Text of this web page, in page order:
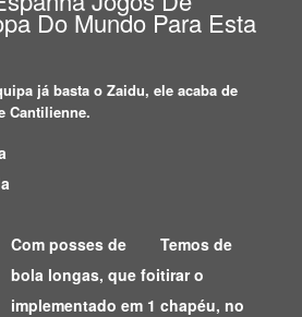
Do Mundo Para Esta
já basta o Zaidu, ele acaba de
Cantilienne.
Com posses de
bola longas, que foi
implementado em 1
Temos de
tirar o
chapéu, no